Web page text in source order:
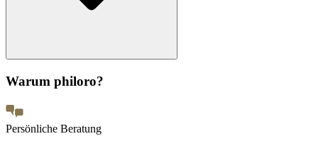
Warum philoro?
Persönliche Beratung